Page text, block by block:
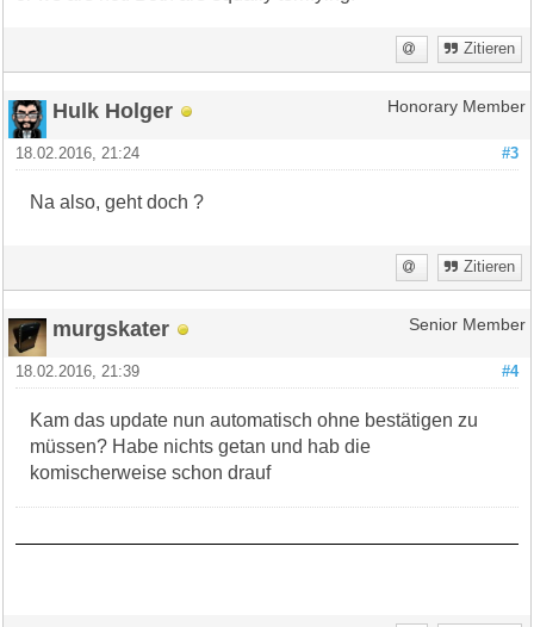
Zitieren
Hulk Holger Honorary Member
#3
18.02.2016, 21:24
Na also, geht doch ?
Zitieren
murgskater Senior Member
#4
18.02.2016, 21:39
Kam das update nun automatisch ohne bestätigen zu
müssen? Habe nichts getan und hab die
komischerweise schon drauf